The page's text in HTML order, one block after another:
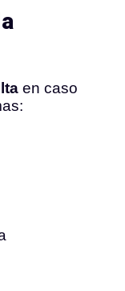
en caso